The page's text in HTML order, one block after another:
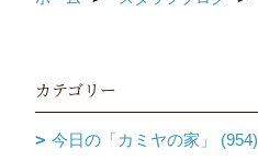
カテゴリー
今日の「カミヤの家」 (954)